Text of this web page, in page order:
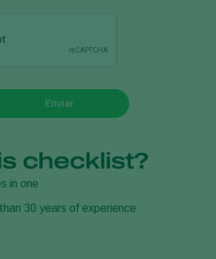
Enviar
checklist?
in one
30 years of experience